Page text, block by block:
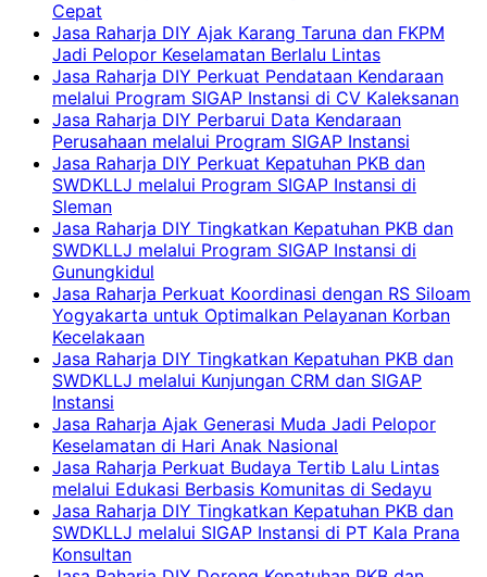
Cepat
Jasa Raharja DIY Ajak Karang Taruna dan FKPM
Jadi Pelopor Keselamatan Berlalu Lintas
Jasa Raharja DIY Perkuat Pendataan Kendaraan
melalui Program SIGAP Instansi di CV Kaleksanan
Jasa Raharja DIY Perbarui Data Kendaraan
Perusahaan melalui Program SIGAP Instansi
Jasa Raharja DIY Perkuat Kepatuhan PKB dan
SWDKLLJ melalui Program SIGAP Instansi di
Sleman
Jasa Raharja DIY Tingkatkan Kepatuhan PKB dan
SWDKLLJ melalui Program SIGAP Instansi di
Gunungkidul
Jasa Raharja Perkuat Koordinasi dengan RS Siloam
Yogyakarta untuk Optimalkan Pelayanan Korban
Kecelakaan
Jasa Raharja DIY Tingkatkan Kepatuhan PKB dan
SWDKLLJ melalui Kunjungan CRM dan SIGAP
Instansi
Jasa Raharja Ajak Generasi Muda Jadi Pelopor
Keselamatan di Hari Anak Nasional
Jasa Raharja Perkuat Budaya Tertib Lalu Lintas
melalui Edukasi Berbasis Komunitas di Sedayu
Jasa Raharja DIY Tingkatkan Kepatuhan PKB dan
SWDKLLJ melalui SIGAP Instansi di PT Kala Prana
Konsultan